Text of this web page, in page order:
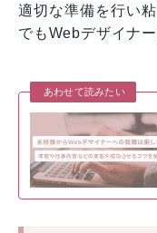
適切な準備を行い
でもWebデザイナ
あわせて読みたい